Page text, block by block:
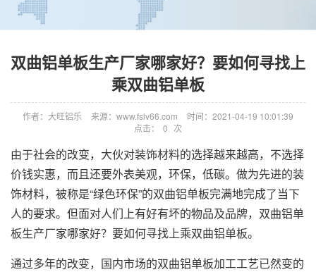
双曲铝单板生产厂家哪家好？要如何寻找上
乘双曲铝单板
作者：大旺铝乐 来源：www.fslv66.com
时间：2021-04-19 10:01:39
点击：
0 次
由于社会的改变，大伙对装饰材料的选择越来越高，不选择
价钱实惠，而且还要外表美观，环保，低碳。做为先进的装
饰材料，被称是“绿色环保”的双曲铝单板完满地完成了当下
人的要求。但面对人们上有好有坏的物品及品牌，双曲铝单
板生产厂家哪家好？要如何寻找上乘双曲铝单板。
通过多年的改变，国内市场的双曲铝单板加工工艺已然变的